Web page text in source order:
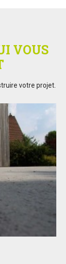
VOUS
votre projet.